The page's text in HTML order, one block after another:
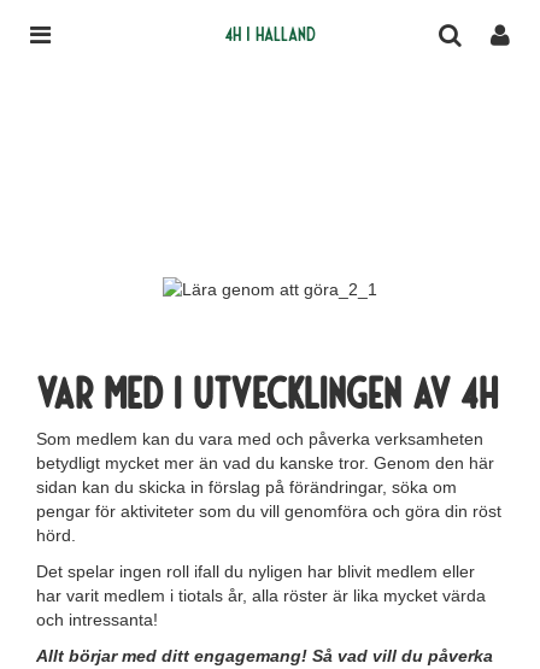
4H i Halland
Var med i utvecklingen av 4H
Som medlem kan du vara med och påverka verksamheten
betydligt mycket mer än vad du kanske tror. Genom den här
sidan kan du skicka in förslag på förändringar, söka om
pengar för aktiviteter som du vill genomföra och göra din röst
hörd.
Det spelar ingen roll ifall du nyligen har blivit medlem eller
har varit medlem i tiotals år, alla röster är lika mycket värda
och intressanta!
Allt börjar med ditt engagemang! Så vad vill du påverka